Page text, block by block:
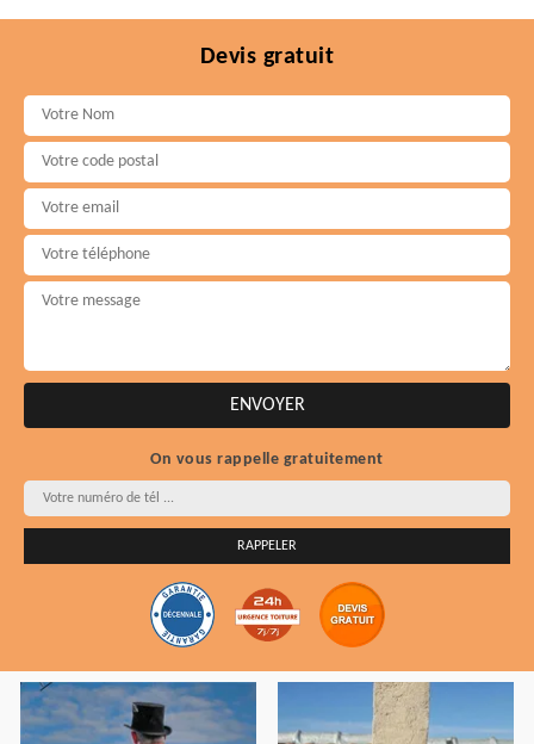
Devis gratuit
On vous rappelle gratuitement